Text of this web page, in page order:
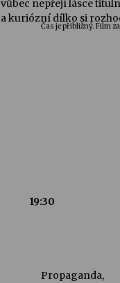
vůbec nepřejí lásce
a kuriózní dílko si
Čas je přibližný. Film
19:30
Propaganda,